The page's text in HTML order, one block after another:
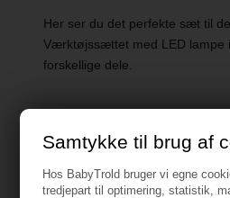
Samtykke til brug af
Hos BabyTrold bruger vi egne
tredjepart til optimering, statistik,
Her ser du det perfekte sæt til
Værktøjssættet med LED lampe
forskellige dele.
Specifikationer